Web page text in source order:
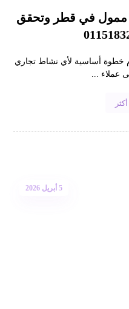
ممول في قطر وتحقق
خطوة أساسية لأي نشاط تجاري
عملاء ...
5 أبريل 2026